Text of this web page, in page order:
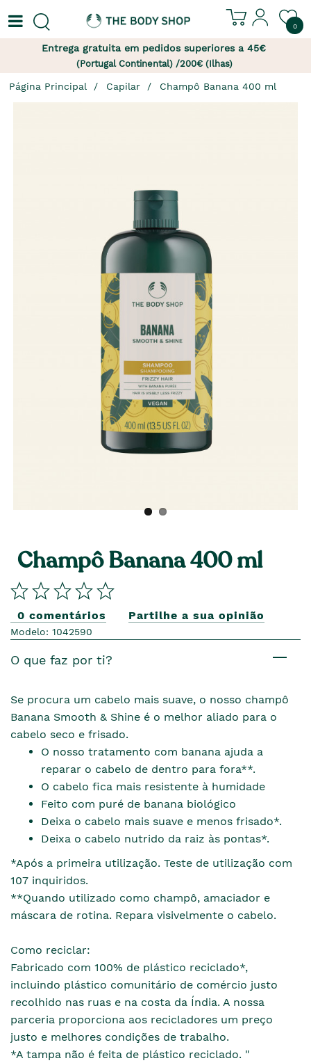
0
Entrega gratuita em pedidos superiores a 45€
(Portugal Continental) /200€ (Ilhas)
Página Principal Capilar Champô Banana 400 ml
Champô Banana 400 ml
0 comentários Partilhe a sua opinião
Modelo: 1042590
O que faz por ti?
Se procura um cabelo mais suave, o nosso champô
Banana Smooth & Shine é o melhor aliado para o
cabelo seco e frisado.
O nosso tratamento com banana ajuda a
reparar o cabelo de dentro para fora**.
O cabelo fica mais resistente à humidade
Feito com puré de banana biológico
Deixa o cabelo mais suave e menos frisado*.
Deixa o cabelo nutrido da raiz às pontas*.
*Após a primeira utilização. Teste de utilização com
107 inquiridos.
**Quando utilizado como champô, amaciador e
máscara de rotina. Repara visivelmente o cabelo.
Como reciclar:
Fabricado com 100% de plástico reciclado*,
incluindo plástico comunitário de comércio justo
recolhido nas ruas e na costa da Índia. A nossa
parceria proporciona aos recicladores um preço
justo e melhores condições de trabalho.
*A tampa não é feita de plástico reciclado. "